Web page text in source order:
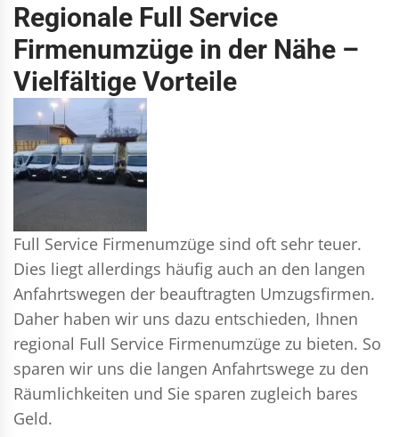
Regionale Full Service
Firmenumzüge in der Nähe –
Vielfältige Vorteile
Full Service Firmenumzüge sind oft sehr teuer.
Dies liegt allerdings häufig auch an den langen
Anfahrtswegen der beauftragten Umzugsfirmen.
Daher haben wir uns dazu entschieden, Ihnen
regional Full Service Firmenumzüge zu bieten. So
sparen wir uns die langen Anfahrtswege zu den
Räumlichkeiten und Sie sparen zugleich bares
Geld.